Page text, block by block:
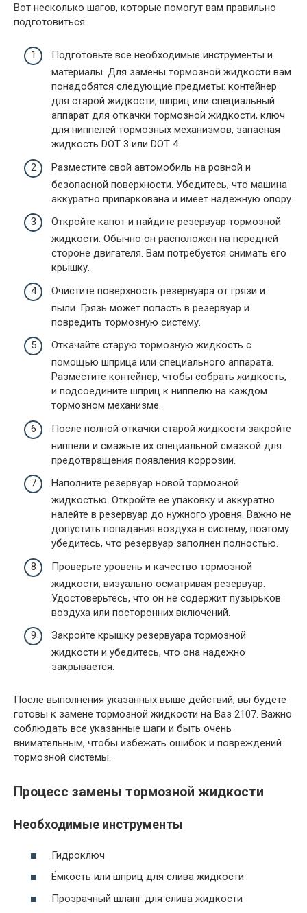
Вот несколько шагов, которые помогут вам правильно
подготовиться:
Подготовьте все необходимые инструменты и
материалы. Для замены тормозной жидкости вам
понадобятся следующие предметы: контейнер
для старой жидкости, шприц или специальный
аппарат для откачки тормозной жидкости, ключ
для ниппелей тормозных механизмов, запасная
жидкость DOT 3 или DOT 4.
Разместите свой автомобиль на ровной и
безопасной поверхности. Убедитесь, что машина
аккуратно припаркована и имеет надежную опору.
Откройте капот и найдите резервуар тормозной
жидкости. Обычно он расположен на передней
стороне двигателя. Вам потребуется снимать его
крышку.
Очистите поверхность резервуара от грязи и
пыли. Грязь может попасть в резервуар и
повредить тормозную систему.
Откачайте старую тормозную жидкость с
помощью шприца или специального аппарата.
Разместите контейнер, чтобы собрать жидкость,
и подсоедините шприц к ниппелю на каждом
тормозном механизме.
После полной откачки старой жидкости закройте
ниппели и смажьте их специальной смазкой для
предотвращения появления коррозии.
Наполните резервуар новой тормозной
жидкостью. Откройте ее упаковку и аккуратно
налейте в резервуар до нужного уровня. Важно не
допустить попадания воздуха в систему, поэтому
убедитесь, что резервуар заполнен полностью.
Проверьте уровень и качество тормозной
жидкости, визуально осматривая резервуар.
Удостоверьтесь, что он не содержит пузырьков
воздуха или посторонних включений.
Закройте крышку резервуара тормозной
жидкости и убедитесь, что она надежно
закрывается.
После выполнения указанных выше действий, вы будете
готовы к замене тормозной жидкости на Ваз 2107. Важно
соблюдать все указанные шаги и быть очень
внимательным, чтобы избежать ошибок и повреждений
тормозной системы.
Процесс замены тормозной жидкости
Необходимые инструменты
Гидроключ
Ёмкость или шприц для слива жидкости
Прозрачный шланг для слива жидкости